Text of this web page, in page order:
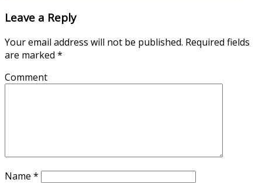
Leave a Reply
Your email address will not be published. Required fields
are marked *
Comment
Name *